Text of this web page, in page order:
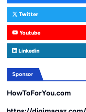
Twitter
Youtube
Linkedin
Sponsor
HowToForYou.com